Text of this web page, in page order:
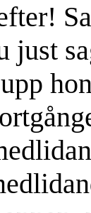
just